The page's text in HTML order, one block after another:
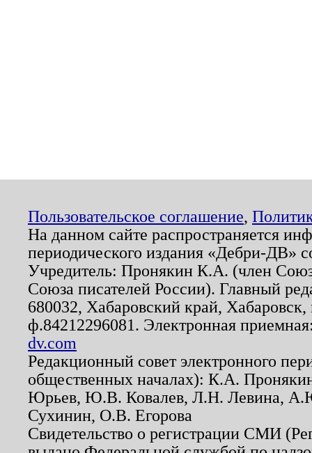
Пользовательское соглашение,
На данном сайте распространяется
периодического издания «Дебри-ДВ»
Учредитель: Пронякин К.А. (член
Союза писателей России). Главный
680032, Хабаровский край,
ф.84212296081. Электронная
dv.com
Редакционный совет электронного
общественных началах): К.А.
Юрьев, Ю.В. Ковалев, Л.Н. Левина,
Сухинин, О.В. Егорова
Свидетельство о регистрации СМИ